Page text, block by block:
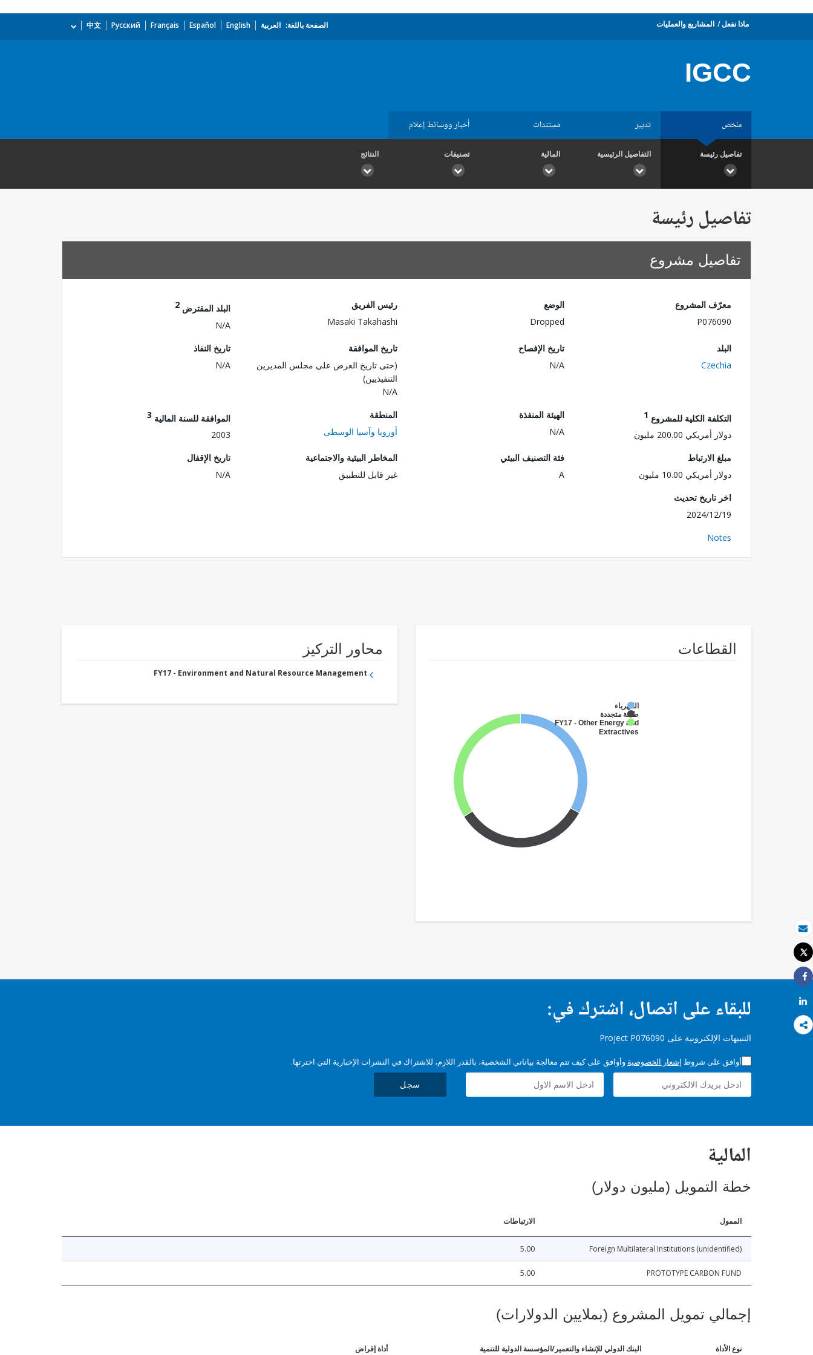
بريد الكتروني
طباعة
Tweet
Share
Share
ماذا نفعل المشاريع والعمليات الصفحة باللغة: العربية English
Español
Français
Русский
中文
IGCC
ملخص تدبير مستندات أخبار ووسائط إعلام
تفاصيل رئيسة التفاصيل الرئيسية المالية تصنيفات النتائج
تفاصيل رئيسة
تفاصيل مشروع
معرّف المشروع
P076090
الوضع
Dropped
رئيس الفريق
Masaki Takahashi
البلد المقترض 2
N/A
البلد
Czechia
تاريخ الإفصاح
N/A
تاريخ الموافقة
(حتى تاريخ العرض على مجلس المديرين
التنفيذيين)
N/A
تاريخ النفاذ
N/A
التكلفة الكلية للمشروع 1
دولار أمريكي 200.00 مليون
الهيئة المنفذة
N/A
المنطقة
أوروبا وآسيا الوسطى
الموافقة للسنة المالية 3
2003
مبلغ الارتباط
دولار أمريكي 10.00 مليون
فئة التصنيف البيئي
A
المخاطر البيئية والاجتماعية
غير قابل للتطبيق
تاريخ الإقفال
N/A
اخر تاريخ تحديث
2024/12/19
Notes
القطاعات
الكهرباء
طاقة متجددة
FY17 - Other Energy and
Extractives
محاور التركيز
FY17 - Environment and Natural Resource Management
للبقاء على اتصال، اشترك في:
التنبيهات الإلكترونية على Project P076090
أوافق على شروط إشعار الخصوصية وأوافق على كيف تتم معالجة بياناتي الشخصية، بالقدر اللازم، للاشتراك في النشرات الإخبارية التي اخترتها.
سجل
المالية
خطة التمويل (مليون دولار)
الممول الارتباطات
Foreign Multilateral Institutions (unidentified)
5.00
PROTOTYPE CARBON FUND
5.00
إجمالي تمويل المشروع (بملايين الدولارات)
نوع الأداة البنك الدولي للإنشاء والتعمير/المؤسسة الدولية للتنمية أداة إقراض